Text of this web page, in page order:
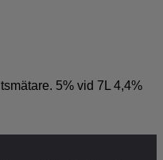
5% vid 7L 4,4%